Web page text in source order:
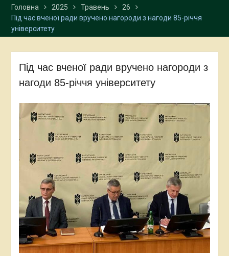
програмою подвійних
дипломів із Варшавським
успішно завершили
Польщі
Представниці
національного
університету взяли участь
у XXXVI Східній літній
школі Варшавського
Головна 2025 Травень
26
Під час вченої ради вручено нагороди з нагоди 85-річчя
університету
Під час вченої ради вручено нагороди з
нагоди 85-річчя університету